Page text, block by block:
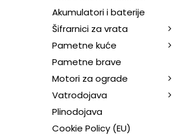
Akumulatori i baterije
Šifrarnici za vrata
Pametne kuće
Pametne brave
Motori za ograde
Vatrodojava
Plinodojava
Cookie Policy (EU)